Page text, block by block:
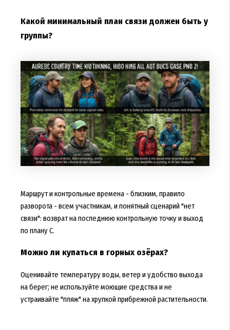
Какой минимальный план связи должен быть у
группы?
Маршрут и контрольные времена - близким, правило
разворота - всем участникам, и понятный сценарий "нет
связи": возврат на последнюю контрольную точку и выход
по плану С.
Можно ли купаться в горных озёрах?
Оценивайте температуру воды, ветер и удобство выхода
на берег; не используйте моющие средства и не
устраивайте "пляж" на хрупкой прибрежной растительности.